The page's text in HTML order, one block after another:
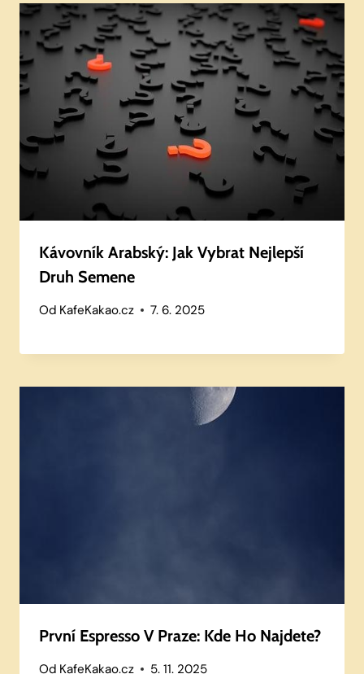
Kávovník Arabský: Jak Vybrat Nejlepší
Druh Semene
Od KafeKakao.cz 7. 6. 2025
První Espresso V Praze: Kde Ho Najdete?
Od KafeKakao.cz 5. 11. 2025